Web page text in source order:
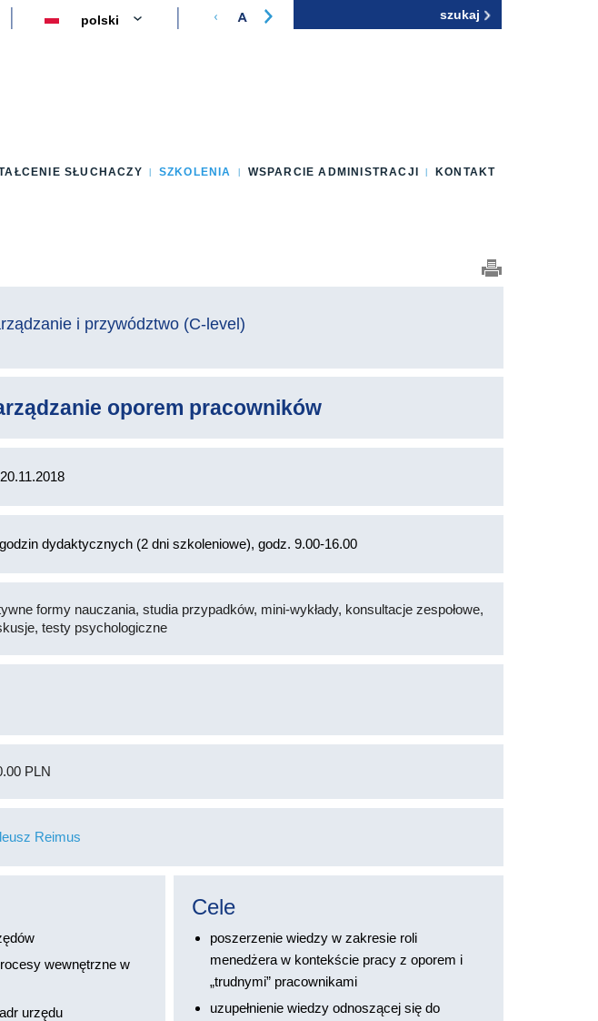
SŁUCHACZY SZKOLENIA WSPARCIE ADMINISTRACJI KONTAKT
i przywództwo (C-level)
oporem pracowników
dydaktycznych (2 dni szkoleniowe), godz. 9.00-16.00
formy nauczania, studia przypadków, mini-wykłady, konsultacje zespołowe,
testy psychologiczne
PLN
Reimus
wewnętrzne w
urzędu
Cele
poszerzenie wiedzy w zakresie roli
menedżera w kontekście pracy z oporem i
„trudnymi” pracownikami
uzupełnienie wiedzy odnoszącej się do